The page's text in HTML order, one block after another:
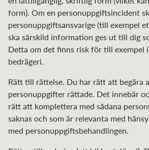
form). Om en personuppgiftsincident
personuppgiftsansvarige (till exempel
ska särskild information ges ut till dig
Detta om det finns risk för till exempel
bedrägeri.
Rätt till rättelse. Du har rätt att begära
personuppgifter rättade. Det innebär
rätt att komplettera med sådana
saknas och som är relevanta med
med personuppgiftsbehandlingen.